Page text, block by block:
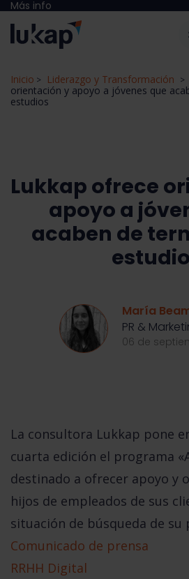
Más info
Inicio > Liderazgo y Transformación >
orientación y apoyo a jóvenes que
estudios
Lukkap ofrece
apoyo a
acaben de
María
PR &
06 de
La consultora Lukkap pone
cuarta edición el programa
destinado a ofrecer apoyo y
hijos de empleados de sus
situación de búsqueda de su
Comunicado de prensa
RRHH Digital